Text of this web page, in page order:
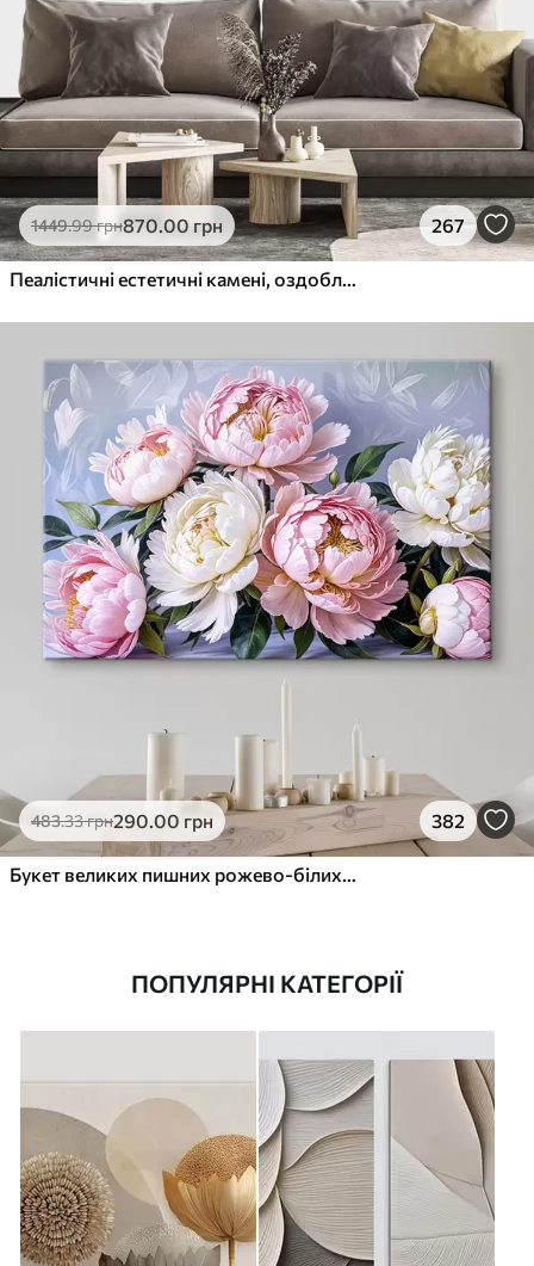
1449.99грн870.00 грн 267
Пеалістичні естетичні камені, оздоблення будинку, природне освітлення
483.33грн290.00 грн 382
Букет великих пишних рожево-білих квітів півонії із зеленим листям на м’якому розмитому фоні
ПОПУЛЯРНІ КАТЕГОРІЇ